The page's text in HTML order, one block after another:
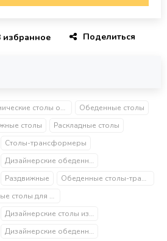
избранное Поделиться
Керамические столы обеденные
Обеденные столы
столы
Раскладные столы
Столы-трансформеры
Дизайнерские обеденные столы на одной ножке
Раздвижные
Обеденные столы-трансформеры
Раскладные столы для гостиной
Дизайнерские столы из камня
Дизайнерские обеденные раскладные столы